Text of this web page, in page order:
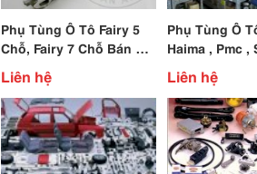
Phụ Tùng Ô Tô Fairy 5
Chỗ, Fairy 7 Chỗ Bán Tải
- Pickup Cac Loại
Vinaxuki
Liên hệ
Phụ Tùng Ô
Haima , Pmc ,
. Lifan . Chery
Liên hệ